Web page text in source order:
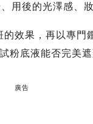
用後的光澤感、
效果，再以專門
粉底液能否完美遮
廣告